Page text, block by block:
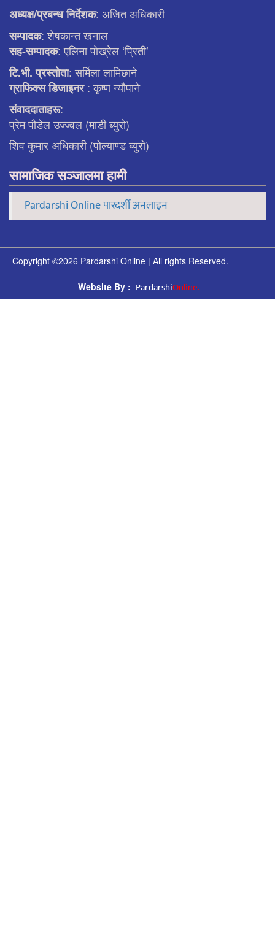
अध्यक्ष/प्रबन्ध निर्देशक: अजित अधिकारी
सम्पादक: शेषकान्त खनाल
सह-सम्पादक: एलिना पाेख्रेल ‘प्रिती’
टि.भी. प्रस्ताेता: सर्मिला लामिछाने
ग्राफिक्स डिजाइनर: कृष्ण न्याैपाने
संवाददाताहरू:
प्रेम पौडेल उज्ज्वल (माडी ब्युरो)
शिव कुमार अधिकारी (पोल्याण्ड ब्युरो)
सामाजिक सञ्जालमा हामी
Pardarshi Online पारदर्शी अनलाइन
Copyright ©2026 Pardarshi Online | All rights Reserved.
Website By : PardarshiOnline.